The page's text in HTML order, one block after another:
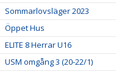
Sommarlovsläger 2023
Öppet Hus
ELITE 8 Herrar U16
USM omgång 3 (20-22/1)